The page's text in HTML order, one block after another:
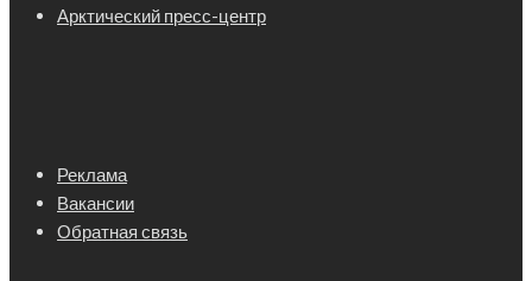
Арктический пресс-центр
Реклама
Вакансии
Обратная связь